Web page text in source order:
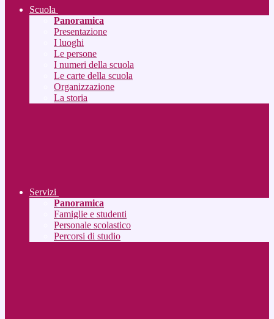
Scuola
Panoramica
Presentazione
I luoghi
Le persone
I numeri della scuola
Le carte della scuola
Organizzazione
La storia
Servizi
Panoramica
Famiglie e studenti
Personale scolastico
Percorsi di studio